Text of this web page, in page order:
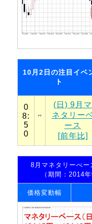
10月2日の注目イベ
ト
0
8:
5
0
(日) 9月マ
ネタリー
ース
[前年比]
8月マネタリーべー
（期間：2014
価格変動幅